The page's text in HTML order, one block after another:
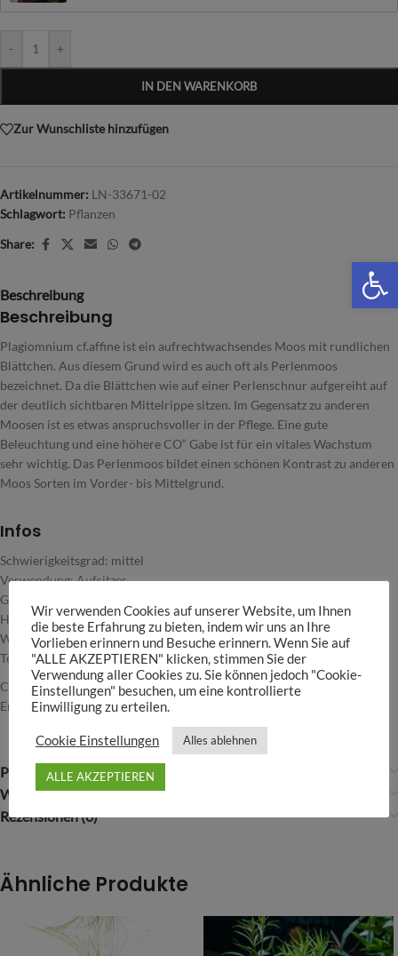
- +
IN DEN WARENKORB
Zur Wunschliste hinzufügen
Artikelnummer: LN-33671-02
Schlagwort: Pflanzen
Share:
Beschreibung
Beschreibung
Plagiomnium cf.affine ist ein aufrechtwachsendes Moos mit rundlichen
Blättchen. Aus diesem Grund wird es auch oft als Perlenmoos
bezeichnet. Da die Blättchen wie auf einer Perlenschnur aufgereiht auf
der deutlich sichtbaren Mittelrippe sitzen. Im Gegensatz zu anderen
Moosen ist es etwas anspruchsvoller in der Pflege. Eine gute
Beleuchtung und eine höhere CO“ Gabe ist für ein vitales Wachstum
sehr wichtig. Das Perlenmoos bildet einen schönen Kontrast zu anderen
Moos Sorten im Vorder- bis Mittelgrund.
Infos
Schwierigkeitsgrad: mittel
Verwendung: Aufsitzer
Gestaltungstipps: Begrünung von Hardscape
Höhe: 2-15
Wuchsgeschwindigkeit: langsam
Temperatur: 18 – 28°C
CO2-Düngung: empfohlen
Emerser Wuchs: ja
Produktsicherheit
Weitere Infos
Rezensionen (0)
Ähnliche Produkte
Wir verwenden Cookies auf unserer Website, um Ihnen
die beste Erfahrung zu bieten, indem wir uns an Ihre
Vorlieben erinnern und Besuche erinnern. Wenn Sie auf
"ALLE AKZEPTIEREN" klicken, stimmen Sie der
Verwendung aller Cookies zu. Sie können jedoch "Cookie-
Einstellungen" besuchen, um eine kontrollierte
Einwilligung zu erteilen.
Cookie Einstellungen Alles ablehnen
ALLE AKZEPTIEREN